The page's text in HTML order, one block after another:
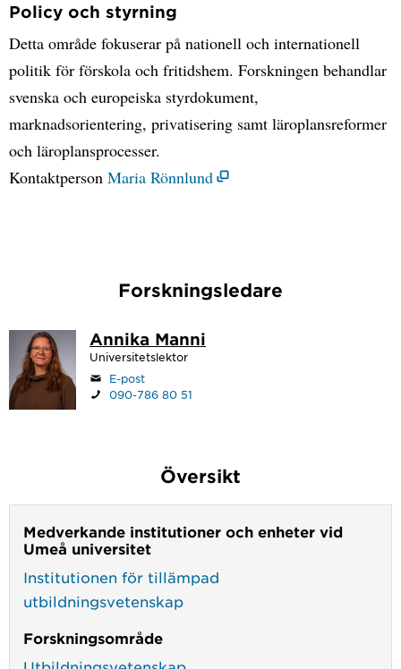
Policy och styrning
Detta område fokuserar på nationell och internationell
politik för förskola och fritidshem. Forskningen behandlar
svenska och europeiska styrdokument,
marknadsorientering, privatisering samt läroplansreformer
och läroplansprocesser.
Kontaktperson Maria Rönnlund
Forskningsledare
Annika Manni
Universitetslektor
E-post
090-786 80 51
Översikt
Medverkande institutioner och enheter vid
Umeå universitet
Institutionen för tillämpad
utbildningsvetenskap
Forskningsområde